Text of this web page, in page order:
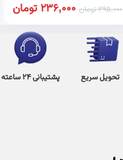
295,000تومان 236,000تومان
تحویل سریع پشتیبانی 24 ساعته